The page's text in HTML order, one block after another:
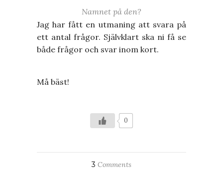
Namnet på den?
Jag har fått en utmaning att svara på
ett antal frågor. Självklart ska ni få se
både frågor och svar inom kort.
Må bäst!
0
3 Comments